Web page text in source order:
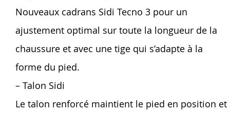
Nouveaux cadrans Sidi Tecno 3 pour un
ajustement optimal sur toute la longueur de la
chaussure et avec une tige qui s’adapte à la
forme du pied.
– Talon Sidi
Le talon renforcé maintient le pied en position et